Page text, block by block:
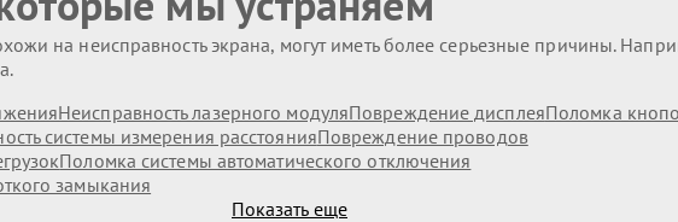
на неисправность экрана, могут иметь более серьезные причины.
Неисправность лазерного модуляПовреждение дисплеяПоломка
системы измерения расстоянияПовреждение проводов
Поломка системы автоматического отключения
замыкания
Показать еще